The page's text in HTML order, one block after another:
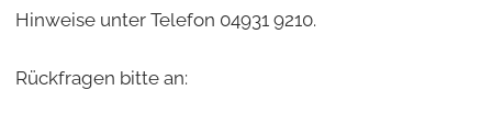
Hinweise unter Telefon 04931 9210.
Rückfragen bitte an: